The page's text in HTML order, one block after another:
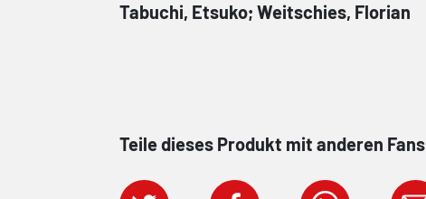
Tabuchi, Etsuko; Weitschies, Florian
Teile dieses Produkt mit anderen Fans